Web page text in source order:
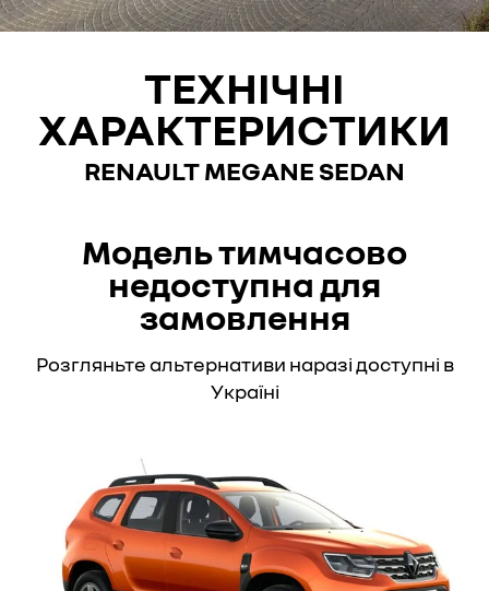
ТЕХНІЧНІ
ХАРАКТЕРИСТИКИ
RENAULT MEGANE SEDAN
Модель тимчасово
недоступна для
замовлення
Розгляньте альтернативи наразі доступні в
Україні